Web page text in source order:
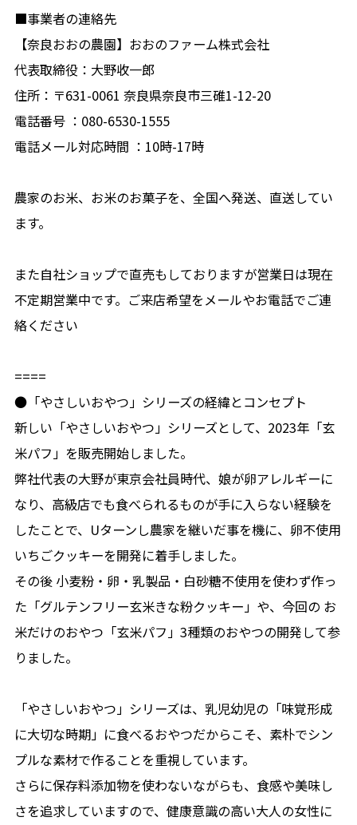
■事業者の連絡先
【奈良おおの農園】おおのファーム株式会社
代表取締役：大野收一郎
住所：〒631-0061 奈良県奈良市三碓1-12-20
電話番号 ：080-6530-1555
電話メール対応時間 ：10時-17時
農家のお米、お米のお菓子を、全国へ発送、直送してい
ます。
また自社ショップで直売もしておりますが営業日は現在
不定期営業中です。ご来店希望をメールやお電話でご連
絡ください
====
●「やさしいおやつ」シリーズの経緯とコンセプト
新しい「やさしいおやつ」シリーズとして、2023年「玄
米パフ」を販売開始しました。
弊社代表の大野が東京会社員時代、娘が卵アレルギーに
なり、高級店でも食べられるものが手に入らない経験を
したことで、Uターンし農家を継いだ事を機に、卵不使用
いちごクッキーを開発に着手しました。
その後 小麦粉・卵・乳製品・白砂糖不使用を使わず作っ
た「グルテンフリー玄米きな粉クッキー」や、今回の お
米だけのおやつ「玄米パフ」3種類のおやつの開発して参
りました。
「やさしいおやつ」シリーズは、乳児幼児の「味覚形成
に大切な時期」に食べるおやつだからこそ、素朴でシン
プルな素材で作ることを重視しています。
さらに保存料添加物を使わないながらも、食感や美味し
さを追求していますので、健康意識の高い大人の女性に